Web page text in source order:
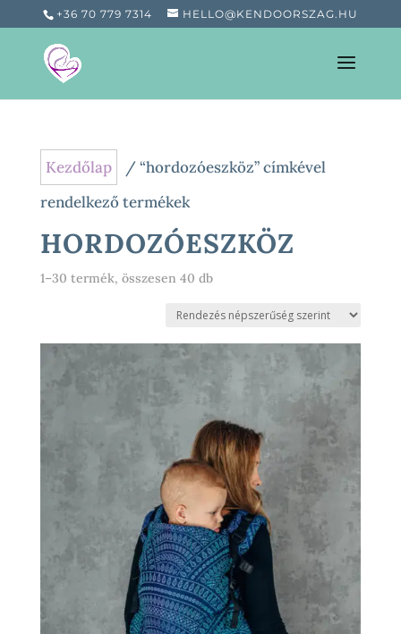
+36 70 779 7314 HELLO@KENDOORSZAG.HU
Kezdőlap
/ “hordozóeszköz” címkével
rendelkező termékek
HORDOZÓESZKÖZ
1–30 termék, összesen 40 dbSorted
popularity